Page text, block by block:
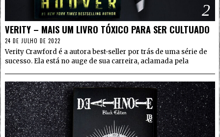
2
VERITY – MAIS UM LIVRO TÓXICO PARA SER CULTUADO
24 DE JULHO DE 2022
Verity Crawford é a autora best-seller por trás de uma série de
sucesso. Ela está no auge de sua carreira, aclamada pela